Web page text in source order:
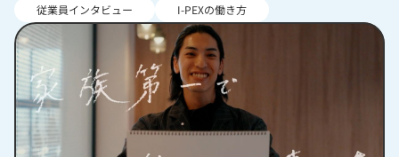
従業員インタビュー I-PEXの働き方